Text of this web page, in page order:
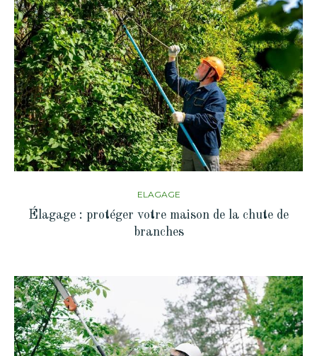
ELAGAGE
Élagage : protéger votre maison de la chute de
branches